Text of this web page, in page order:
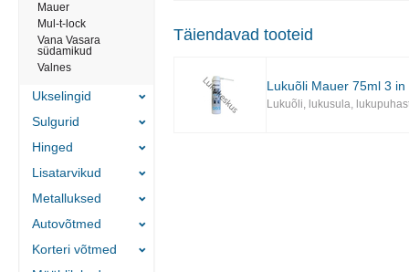
Täiendavad tooteid
Lukuõli Mauer 75ml 3 in
Lukuõli, lukusula,
Mauer
Mul-t-lock
Vana Vasara
südamikud
Valnes
Ukselingid
Sulgurid
Hinged
Lisatarvikud
Metalluksed
Autovõtmed
Korteri võtmed